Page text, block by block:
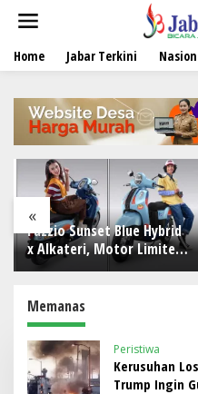
t
Home Jabar Terkini
«
Hybrid
Limited
GEBRAKAN
SUKAWENING:
2026 TEMPA
Memanas
Peristiwa
Kerusuhan
Trump Ingin